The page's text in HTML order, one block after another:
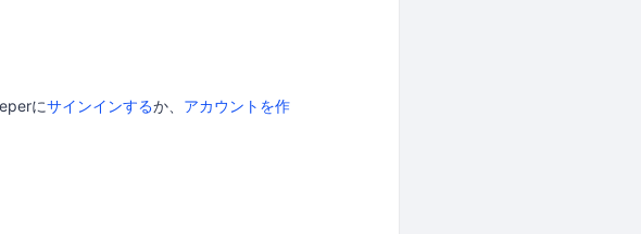
にサインインするか、 アカウントを作